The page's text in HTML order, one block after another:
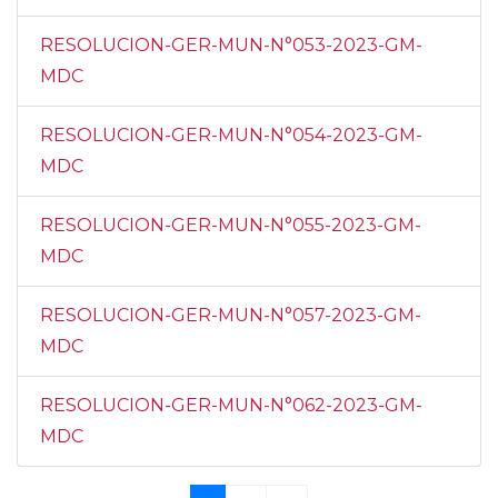
RESOLUCION-GER-MUN-N°053-2023-GM-
MDC
RESOLUCION-GER-MUN-N°054-2023-GM-
MDC
RESOLUCION-GER-MUN-N°055-2023-GM-
MDC
RESOLUCION-GER-MUN-N°057-2023-GM-
MDC
RESOLUCION-GER-MUN-N°062-2023-GM-
MDC